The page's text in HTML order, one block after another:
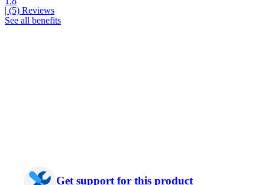
| (5) Reviews
See all benefits
Get support for this product